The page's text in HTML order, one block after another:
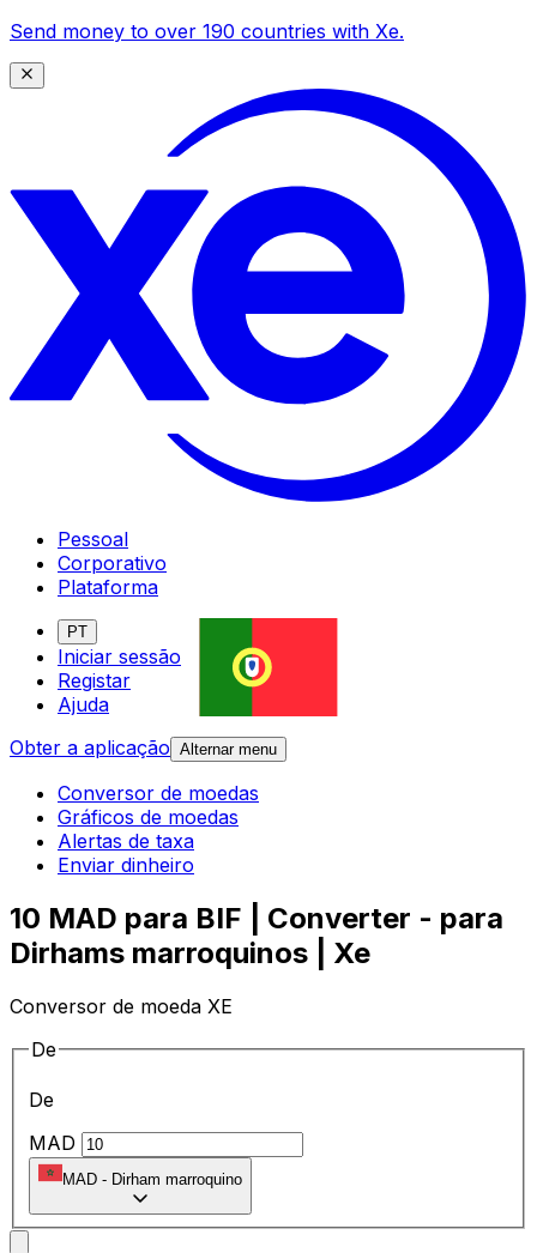
Send money to over 190 countries with Xe.
Pessoal
Corporativo
Plataforma
PT
Iniciar sessão
Registar
Ajuda
Obter a aplicação Alternar menu
Conversor de moedas
Gráficos de moedas
Alertas de taxa
Enviar dinheiro
10 MAD para BIF | Converter - para
Dirhams marroquinos | Xe
Conversor de moeda XE
De
De
MAD
MAD - Dirham marroquino